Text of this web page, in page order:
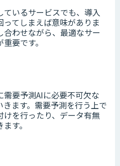
いるサービスでも、導入
てしまえば意味がありま
わせながら、最適なサー
要です。
要予測AIに必要不可欠な
きます。需要予測を行う上で
を行ったり、データ有無
す。